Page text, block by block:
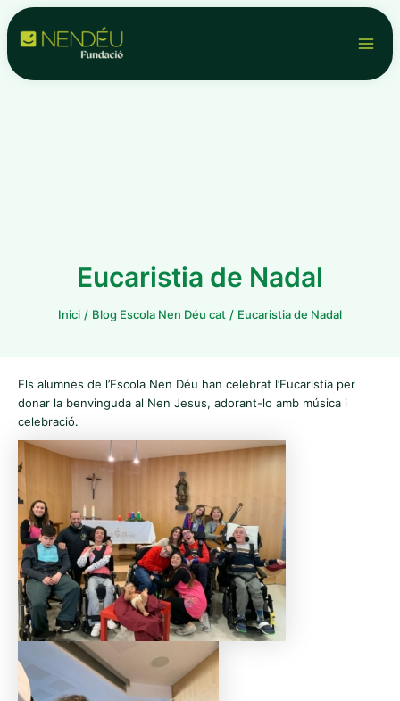
Vés
al
contingut
Main
Eucaristia de Nadal
Inici Blog Escola Nen Déu cat Eucaristia de Nadal
Els alumnes de l’Escola Nen Déu han celebrat l’Eucaristia per
donar la benvinguda al Nen Jesus, adorant-lo amb música i
celebració.
Navegació